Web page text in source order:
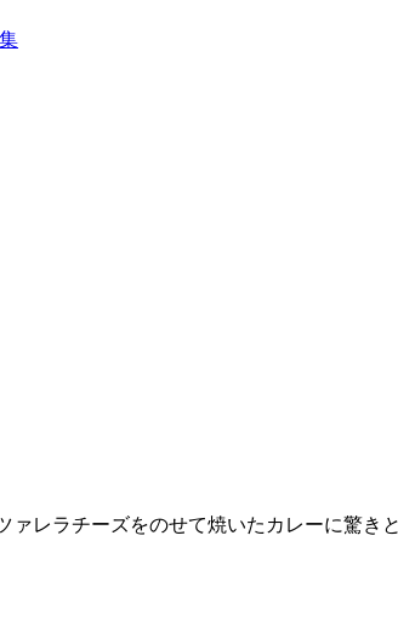
レラチーズをのせて焼いたカレーに驚